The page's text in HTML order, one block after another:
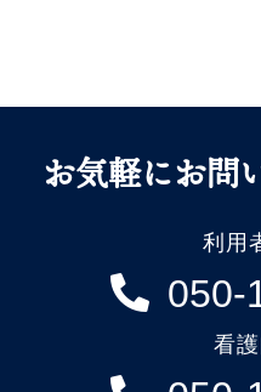
お気軽にお問
利用
050-
看